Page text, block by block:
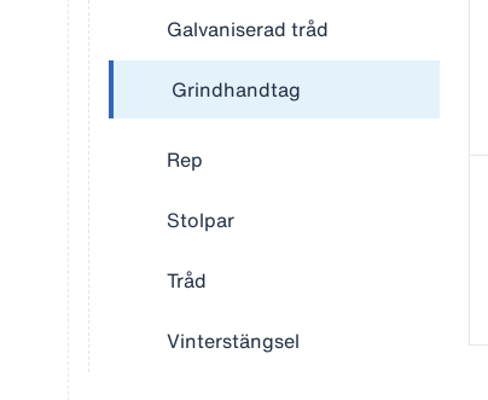
Galvaniserad tråd
Grindhandtag
Rep
Stolpar
Tråd
Vinterstängsel